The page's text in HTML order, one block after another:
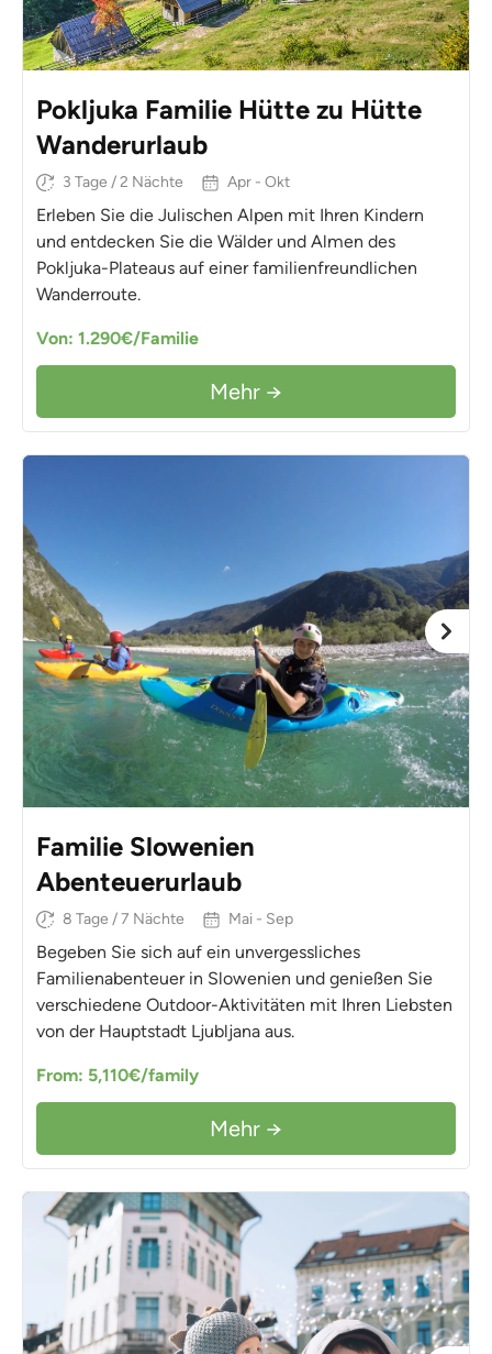
Pokljuka Familie Hütte zu Hütte
Wanderurlaub
3 Tage / 2 Nächte Apr - Okt
Erleben Sie die Julischen Alpen mit Ihren Kindern
und entdecken Sie die Wälder und Almen des
Pokljuka-Plateaus auf einer familienfreundlichen
Wanderroute.
Von: 1.290€/Familie
Mehr →
Familie Slowenien
Abenteuerurlaub
8 Tage / 7 Nächte Mai - Sep
Begeben Sie sich auf ein unvergessliches
Familienabenteuer in Slowenien und genießen Sie
verschiedene Outdoor-Aktivitäten mit Ihren Liebsten
von der Hauptstadt Ljubljana aus.
From: 5,110€/family
Mehr →